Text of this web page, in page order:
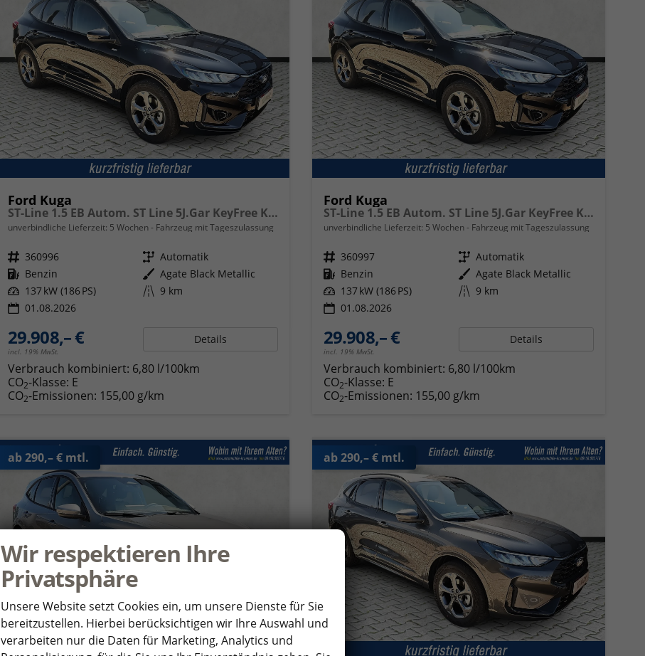
Ford Kuga
ST-Line 1.5 EB Autom. ST Line 5J.Gar KeyFree Kamera
unverbindliche Lieferzeit: 5 Wochen Fahrzeug mit Tageszulassung
Fahrzeugnr. 360996 Getriebe Automatik
Kraftstoff Benzin Außenfarbe Agate Black Metallic
Leistung 137 kW (186 PS) Kilometerstand 9 km
01.08.2026
29.908,– €
incl. 19% MwSt.
Details
Verbrauch kombiniert: 6,80 l/100km
CO2-Klasse: E
CO2-Emissionen: 155,00 g/km
Ford Kuga
ST-Line 1.5 EB Autom. ST Line 5J.Gar KeyFree Kamera
unverbindliche Lieferzeit: 5 Wochen Fahrzeug mit Tageszulassung
Fahrzeugnr. 360997 Getriebe Automatik
Kraftstoff Benzin Außenfarbe Agate Black Metallic
Leistung 137 kW (186 PS) Kilometerstand 9 km
01.08.2026
29.908,– €
incl. 19% MwSt.
Details
Verbrauch kombiniert: 6,80 l/100km
CO2-Klasse: E
CO2-Emissionen: 155,00 g/km
ab 290,– € mtl. ab 290,– € mtl.
Wir respektieren Ihre
Privatsphäre
Unsere Website setzt Cookies ein, um unsere Dienste für Sie
bereitzustellen. Hierbei berücksichtigen wir Ihre Auswahl und
verarbeiten nur die Daten für Marketing, Analytics und